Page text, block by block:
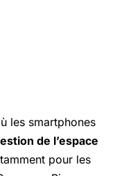
les smartphones
de l’espace
pour les